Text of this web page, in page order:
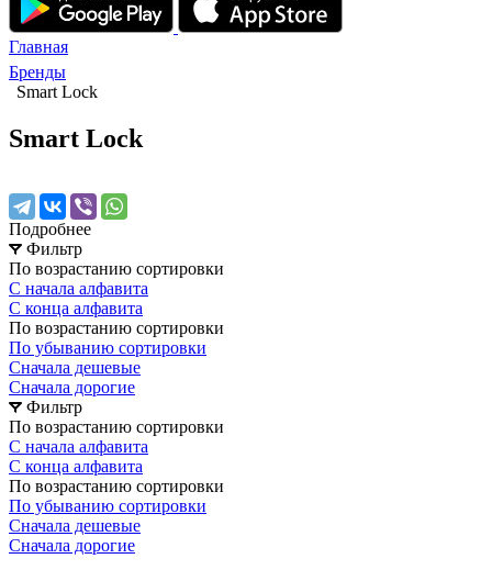
Главная
Бренды
Smart Lock
Smart Lock
Подробнее
Фильтр
По возрастанию сортировки
С начала алфавита
С конца алфавита
По возрастанию сортировки
По убыванию сортировки
Сначала дешевые
Сначала дорогие
Фильтр
По возрастанию сортировки
С начала алфавита
С конца алфавита
По возрастанию сортировки
По убыванию сортировки
Сначала дешевые
Сначала дорогие